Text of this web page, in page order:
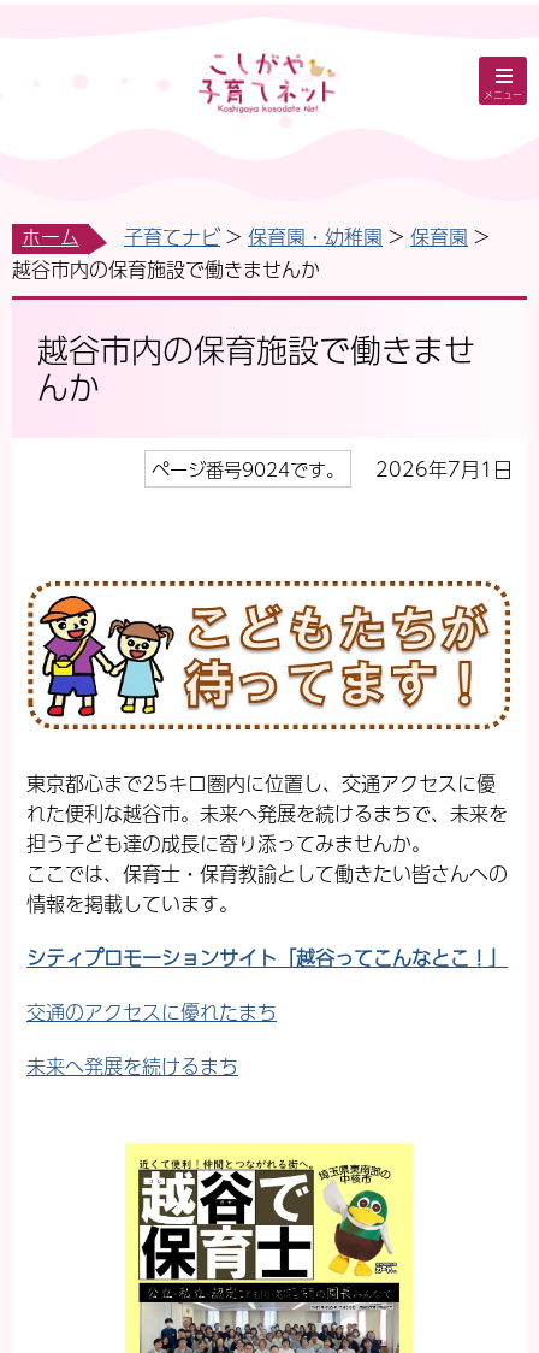
メニュー
ホーム 子育てナビ 保育園・幼稚園
保育園
越谷市内の保育施設で働きませんか
越谷市内の保育施設で働きませ
んか
ページ番号9024です。 2026年7月1日
東京都心まで25キロ圏内に位置し、交通アクセスに優
れた便利な越谷市。未来へ発展を続けるまちで、未来を
担う子ども達の成長に寄り添ってみませんか。
ここでは、保育士・保育教諭として働きたい皆さんへの
情報を掲載しています。
シティプロモーションサイト「越谷ってこんなとこ！」
交通のアクセスに優れたまち
未来へ発展を続けるまち